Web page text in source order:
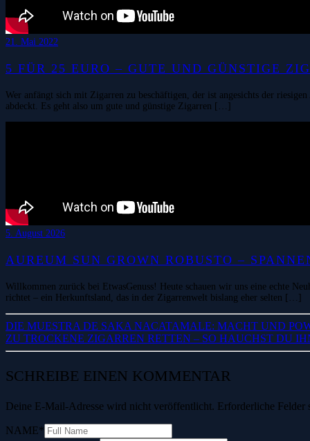
21. Mai 2022
5 FÜR 25 EURO – GUTE UND GÜNSTIGE
Wer anfängt sich mit Zigarren zu beschäftigen, der ist angesichts der
abdeckt. Es geht also um gute und günstige Zigarren […]
5. August 2026
AUREUM SUN GROWN ROBUSTO –
Willkommen zurück bei EtwasGenuss! Heute schauen wir uns eine echte
richtet – ein Herkunftsland, das in der Zigarrenwelt bislang eher selten […]
DIE MUESTRA DE SAKA NACATAMALE: MACHT UND
ZU TROCKENE ZIGARREN RETTEN – SO HAUCHST DU
SCHREIBE EINEN KOMMENTAR
Deine E-Mail-Adresse wird nicht veröffentlicht. Erforderliche Felder
NAME*